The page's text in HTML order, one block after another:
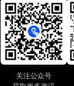
关注公众号